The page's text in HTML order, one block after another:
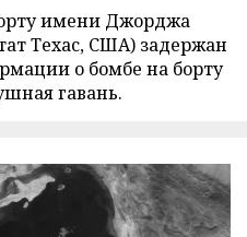
имени Джорджа
Техас, США) задержан
о бомбе на борту
гавань.